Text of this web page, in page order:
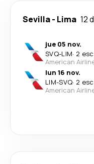
Sevilla- Lima 12
jue 05 nov.
SVQ-LIM· 2
American
lun 16 nov.
LIM-SVQ· 2
American